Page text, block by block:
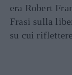
era Robert
Frasi sulla
su cui riflettere